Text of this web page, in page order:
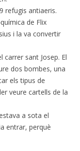
refugis antiaeris.
de Flix
i la va convertir
carrer sant Josep. El
dos bombes, una
els tipus de
veure cartells de la
a sota el
entrar, perquè